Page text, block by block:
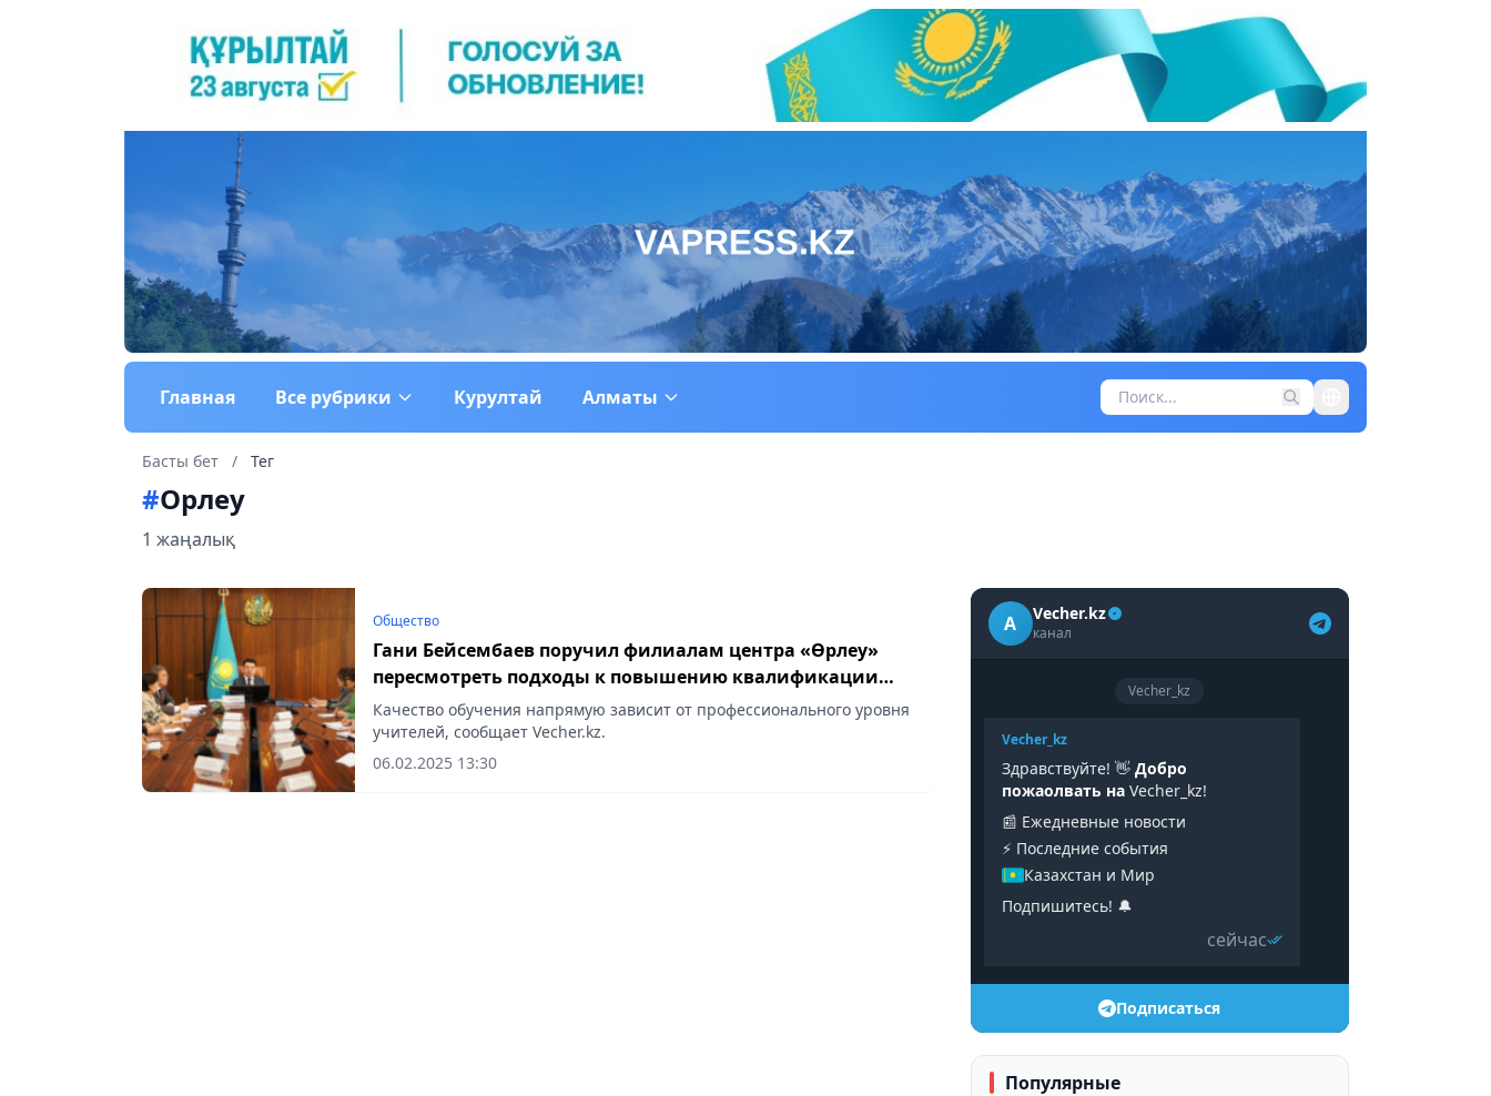
Главная Все рубрики Курултай Алматы
Басты бет / Тег
#Орлеу
1 жаңалық
Общество
Гани Бейсембаев поручил филиалам центра «Өрлеу»
пересмотреть подходы к повышению квалификации
педагогов
Качество обучения напрямую зависит от профессионального уровня
учителей, сообщает Vecher.kz.
06.02.2025 13:30
A Vecher.kz
канал
Vecher_kz
Vecher_kz
Здравствуйте! 👋 Добро
пожаолвать наVecher_kz!
📰 Ежедневные новости
⚡️ Последние события
Казахстан и Мир
Подпишитесь! 🔔
сейчас
Подписаться
Популярные